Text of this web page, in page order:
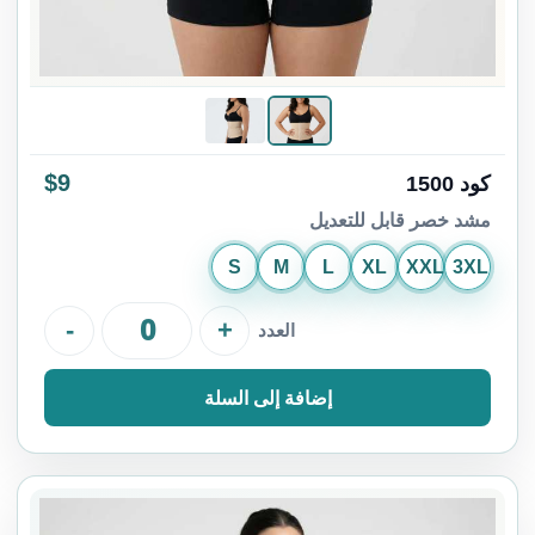
كود 1500 $9
مشد خصر قابل للتعديل
S M L XL XXL 3XL
العدد - +
إضافة إلى السلة